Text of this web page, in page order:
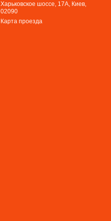
Харьковское шоссе, 17А, Киев,
02090
Карта проезда